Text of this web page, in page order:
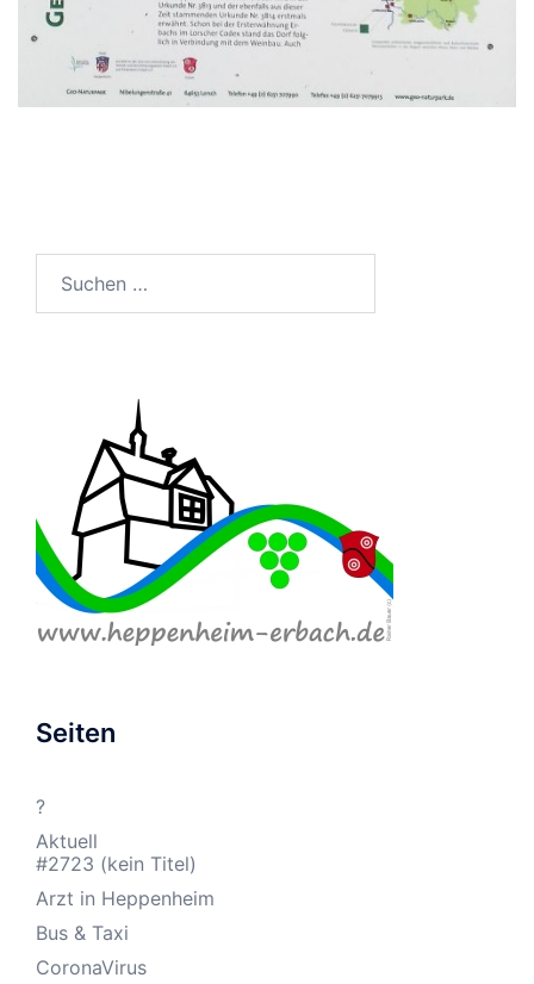
nach:
Seiten
?
Aktuell
#2723 (kein Titel)
Arzt in Heppenheim
Bus & Taxi
CoronaVirus